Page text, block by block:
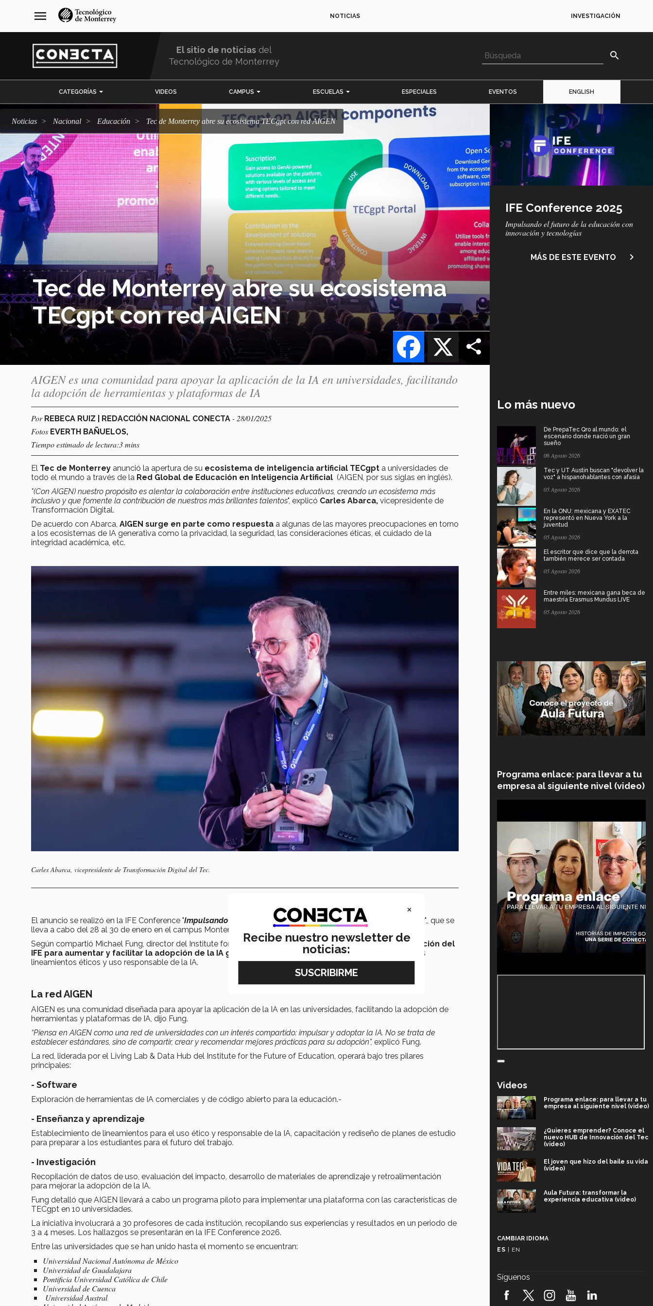
navegación
principal
menu NOTICIAS INVESTIGACIÓN
El sitio de noticias del
Tecnológico de Monterrey
search
CATEGORÍAS VIDEOS CAMPUS ESCUELAS ESPECIALES EVENTOS ENGLISH
Noticias Nacional Educación Tec de Monterrey abre su ecosistema TECgpt con red AIGEN
Tec de Monterrey abre su ecosistema
TECgpt con red AIGEN
X
Facebook
logo
IFE Conference 2025
Subtítulo
Impulsando el futuro de la educación con
innovación y tecnologías
MÁS DE ESTE EVENTO navigate_next
AIGEN es una comunidad para apoyar la aplicación de la IA en universidades, facilitando
la adopción de herramientas y plataformas de IA
Por REBECA RUIZ | REDACCIÓN NACIONAL CONECTA - 28/01/2025
Fotos EVERTH BAÑUELOS,
Tiempo estimado de lectura:3 mins
El Tec de Monterrey anunció la apertura de su ecosistema de inteligencia artificial TECgpt a universidades de
todo el mundo a través de la Red Global de Educación en Inteligencia Artificial (AIGEN, por sus siglas en inglés).
"(Con AIGEN) nuestro propósito es alentar la colaboración entre instituciones educativas, creando un ecosistema más
inclusivo y que fomente la contribución de nuestros más brillantes talentos", explicó Carles Abarca, vicepresidente de
Transformación Digital.
De acuerdo con Abarca, AIGEN surge en parte como respuesta a algunas de las mayores preocupaciones en torno
a los ecosistemas de IA generativa como la privacidad, la seguridad, las consideraciones éticas, el cuidado de la
integridad académica, etc.
Carles Abarca, vicepresidente de Transformación Digital del Tec.
El anuncio se realizó en la IFE Conference "Impulsando el futuro de la educación con innovación y tecnología",, que se
lleva a cabo del 28 al 30 de enero en el campus Monterrey.
Según compartió Michael Fung, director del Institute for the Future of Education, esta iniciativa es lacontribución del
IFE para aumentar y facilitar la adopción de la IA generativa
, así como, proveer consejería en torno a los
lineamientos éticos y uso responsable de la IA.
La red AIGEN
AIGEN es una comunidad diseñada para apoyar la aplicación de la IA en las universidades, facilitando la adopción de
herramientas y plataformas de IA, dijo Fung.
“Piensa en AIGEN como una red de universidades con un interés compartido: impulsar y adoptar la IA. No se trata de
establecer estándares, sino de compartir, crear y recomendar mejores prácticas para su adopción”, explicó Fung.
La red, liderada por el Living Lab & Data Hub del Institute for the Future of Education, operará bajo tres pilares
principales:
- Software
Exploración de herramientas de IA comerciales y de código abierto para la educación.-
- Enseñanza y aprendizaje
Establecimiento de lineamientos para el uso ético y responsable de la IA, capacitación y rediseño de planes de estudio
para preparar a los estudiantes para el futuro del trabajo.
- Investigación
Recopilación de datos de uso, evaluación del impacto, desarrollo de materiales de aprendizaje y retroalimentación
para mejorar la adopción de la IA.
Fung detalló que AIGEN llevará a cabo un programa piloto para implementar una plataforma con las características de
TECgpt en 10 universidades.
La iniciativa involucrará a 30 profesores de cada institución, recopilando sus experiencias y resultados en un periodo de
3 a 4 meses. Los hallazgos se presentarán en la IFE Conference 2026.
Entre las universidades que se han unido hasta el momento se encuentran:
Universidad Nacional Autónoma de México
Universidad de Guadalajara
Pontificia Universidad Católica de Chile
Universidad de Cuenca
Universidad Austral
Lo más nuevo
De PrepaTec Qro al mundo: el
escenario donde nació un gran
sueño
06 Agosto 2026
Tec y UT Austin buscan "devolver la
voz" a hispanohablantes con afasia
05 Agosto 2026
En la ONU: mexicana y EXATEC
representó en Nueva York a la
juventud
05 Agosto 2026
El escritor que dice que la derrota
también merece ser contada
05 Agosto 2026
Entre miles: mexicana gana beca de
maestría Erasmus Mundus LIVE
05 Agosto 2026
Programa enlace: para llevar a tu
empresa al siguiente nivel (video)
Videos
Programa enlace: para llevar a tu
empresa al siguiente nivel (video)
¿Quieres emprender? Conoce el
nuevo HUB de Innovación del Tec
(video)
El joven que hizo del baile su vida
(video)
Aula Futura: transformar la
experiencia educativa (video)
robótica FIRST 2026! (video)
CAMBIAR IDIOMA
ES | EN
Síguenos
×
Recibe nuestro newsletter de
noticias: